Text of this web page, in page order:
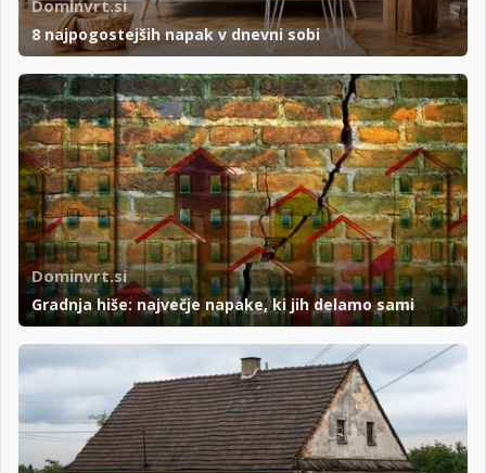
Dominvrt.si
8 najpogostejših napak v dnevni sobi
Dominvrt.si
Gradnja hiše: največje napake, ki jih delamo sami